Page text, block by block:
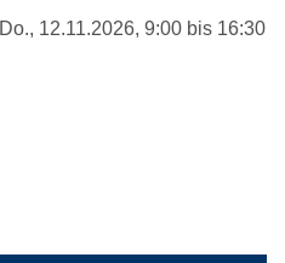
Do., 12.11.2026, 9:00 bis 16:30